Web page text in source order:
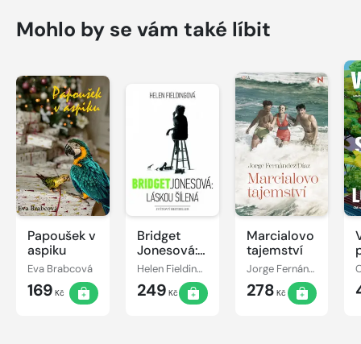
Mohlo by se vám také líbit
Papoušek v
aspiku
Eva Brabcová
169 Kč
Bridget
Jonesová:
láskou
Helen Fieldingová
249 Kč
Marcialovo
tajemství
Jorge Fernández Díaz
278 Kč